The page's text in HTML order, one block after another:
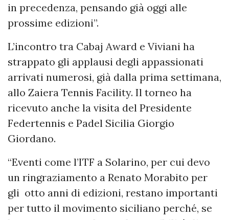
in precedenza, pensando già oggi alle
prossime edizioni”.
L’incontro tra Cabaj Award e Viviani ha
strappato gli applausi degli appassionati
arrivati numerosi, già dalla prima settimana,
allo Zaiera Tennis Facility. Il torneo ha
ricevuto anche la visita del Presidente
Federtennis e Padel Sicilia Giorgio
Giordano.
“Eventi come l’ITF a Solarino, per cui devo
un ringraziamento a Renato Morabito per
gli otto anni di edizioni, restano importanti
per tutto il movimento siciliano perché, se